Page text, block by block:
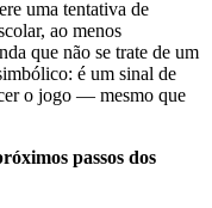
uma tentativa de
ao menos
que não se trate de um
é um sinal de
o jogo — mesmo que
passos dos